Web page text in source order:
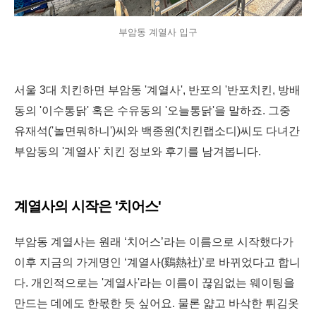
부암동 계열사 입구
서울 3대 치킨하면 부암동 '계열사', 반포의 '반포치킨, 방배
동의 '이수통닭' 혹은 수유동의 '오늘통닭'을 말하죠. 그중
유재석('놀면뭐하니')씨와 백종원('치킨랩소디)씨도 다녀간
부암동의 '계열사' 치킨 정보와 후기를 남겨봅니다.
계열사의 시작은 '치어스'
부암동 계열사는 원래 ‘치어스’라는 이름으로 시작했다가
이후 지금의 가게명인 ‘계열사(鷄熱社)’로 바뀌었다고 합니
다. 개인적으로는 '계열사'라는 이름이 끊임없는 웨이팅을
만드는 데에도 한몫한 듯 싶어요. 물론 얇고 바삭한 튀김옷